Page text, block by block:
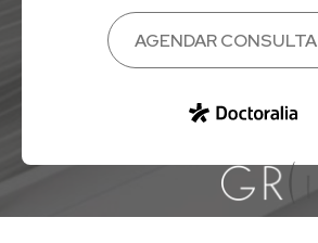
AGENDAR CONSULTA